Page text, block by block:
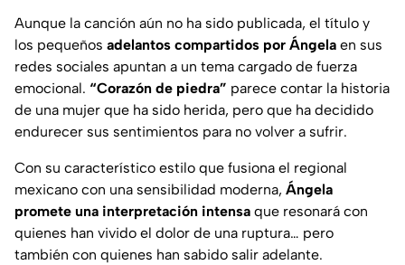
Aunque la canción aún no ha sido publicada, el título y
los pequeños adelantos compartidos por Ángela en sus
redes sociales apuntan a un tema cargado de fuerza
emocional. “Corazón de piedra” parece contar la historia
de una mujer que ha sido herida, pero que ha decidido
endurecer sus sentimientos para no volver a sufrir.
Con su característico estilo que fusiona el regional
mexicano con una sensibilidad moderna, Ángela
promete una interpretación intensa que resonará con
quienes han vivido el dolor de una ruptura… pero
también con quienes han sabido salir adelante.